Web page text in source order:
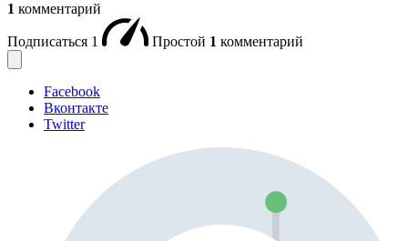
1 комментарий
Подписаться 1 Простой 1 комментарий
Facebook
Вконтакте
Twitter